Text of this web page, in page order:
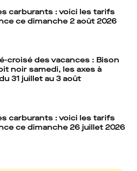
carburants : voici les tarifs
ce dimanche 2 août 2026
croisé des vacances : Bison
noir samedi, les axes à
31 juillet au 3 août
carburants : voici les tarifs
ce dimanche 26 juillet 2026